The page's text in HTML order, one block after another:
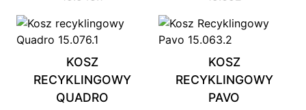
KOSZ
RECYKLINGOWY
QUADRO
KOSZ
RECYKLINGOWY
PAVO